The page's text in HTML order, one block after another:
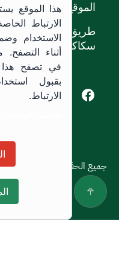
الموقع
طريق الملك خالد،
سكاكا, المملكة
Jouf University
University
سياسة
هذا الموقع
الارتباط
الاستخدام
أثناء التصفح.
في تصفح هذا
بقبول
الارتباط.